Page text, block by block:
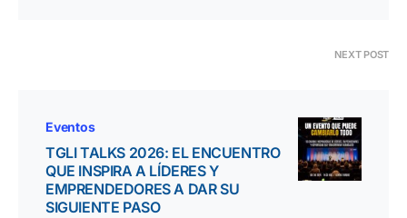
NEXT POST
Eventos
TGLI TALKS 2026: EL ENCUENTRO
QUE INSPIRA A LÍDERES Y
EMPRENDEDORES A DAR SU
SIGUIENTE PASO